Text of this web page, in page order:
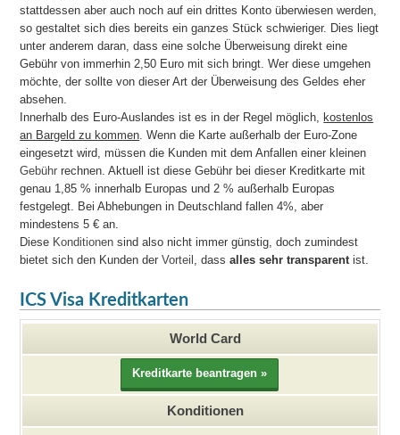
stattdessen aber auch noch auf ein drittes Konto überwiesen werden,
so gestaltet sich dies bereits ein ganzes Stück schwieriger. Dies liegt
unter anderem daran, dass eine solche Überweisung direkt eine
Gebühr von immerhin 2,50 Euro mit sich bringt. Wer diese umgehen
möchte, der sollte von dieser Art der Überweisung des Geldes eher
absehen.
Innerhalb des Euro-Auslandes ist es in der Regel möglich, kostenlos
an Bargeld zu kommen. Wenn die Karte außerhalb der Euro-Zone
eingesetzt wird, müssen die Kunden mit dem Anfallen einer kleinen
Gebühr rechnen. Aktuell ist diese Gebühr bei dieser Kreditkarte mit
genau 1,85 % innerhalb Europas und 2 % außerhalb Europas
festgelegt. Bei Abhebungen in Deutschland fallen 4%, aber
mindestens 5 € an.
Diese Konditionen sind also nicht immer günstig, doch zumindest
bietet sich den Kunden derVorteil , dassalles sehr transparentist.
ICS Visa Kreditkarten
World Card
Konditionen